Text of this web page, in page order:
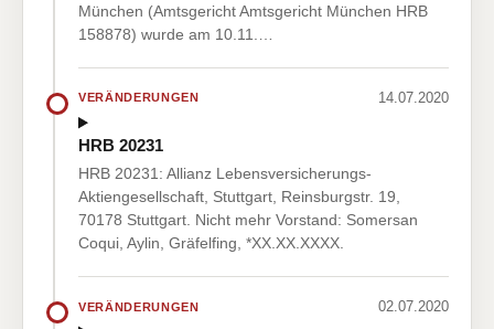
München (Amtsgericht Amtsgericht München HRB
158878) wurde am 10.11.…
VERÄNDERUNGEN 14.07.2020
HRB 20231
HRB 20231: Allianz Lebensversicherungs-
Aktiengesellschaft, Stuttgart, Reinsburgstr. 19,
70178 Stuttgart. Nicht mehr Vorstand: Somersan
Coqui, Aylin, Gräfelfing, *XX.XX.XXXX.
VERÄNDERUNGEN 02.07.2020